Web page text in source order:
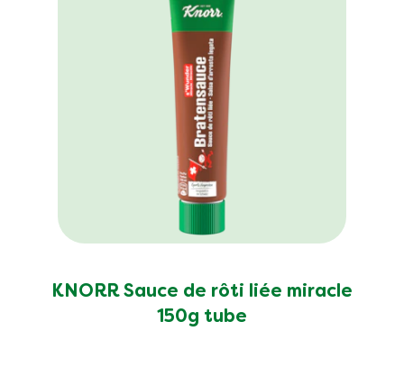
KNORR Sauce de rôti liée miracle
150g tube